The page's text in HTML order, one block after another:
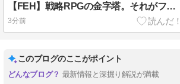
【FEH】戦略RPGの金字塔。それがファイアーエムブレムヒーローズ
3分前
このブログのここがポイント
最新情報と深掘り解説が満載